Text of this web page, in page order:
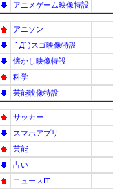
アニメゲーム映像特設
アニソン
;ﾟДﾟ)スゴ映像特設
懐かし映像特設
科学
芸能映像特設
サッカー
スマホアプリ
芸能
占い
ニュースIT